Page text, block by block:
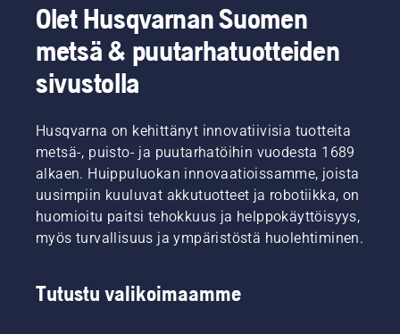
Olet Husqvarnan Suomen
metsä & puutarhatuotteiden
sivustolla
Husqvarna on kehittänyt innovatiivisia tuotteita
metsä-, puisto- ja puutarhatöihin vuodesta 1689
alkaen. Huippuluokan innovaatioissamme, joista
uusimpiin kuuluvat akkutuotteet ja robotiikka, on
huomioitu paitsi tehokkuus ja helppokäyttöisyys,
myös turvallisuus ja ympäristöstä huolehtiminen.
Tutustu valikoimaamme